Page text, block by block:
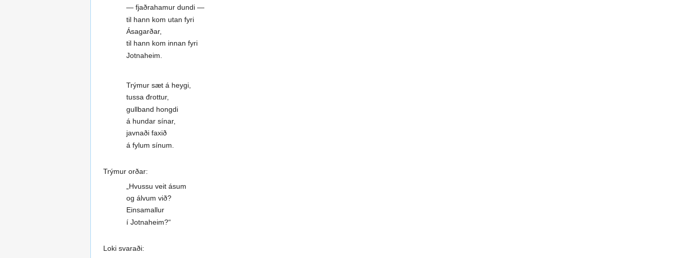
— fjaðrahamur dundi —
til hann kom utan fyri
Ásagarðar,
til hann kom innan fyri
Jotnaheim.
Trýmur sæt á heygi,
tussa đrottur,
gullband hongdi
á hundar sínar,
javnaði faxið
á fylum sínum.
Trýmur orðar:
„Hvussu veit ásum
og álvum við?
Einsamallur
í Jotnaheim?“
Loki svaraði: